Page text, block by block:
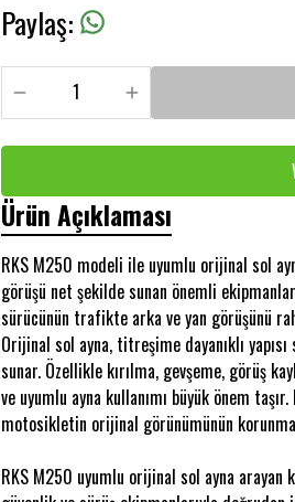
Paylaş:
Ürün Açıklaması
RKS M250 modeli ile uyumlu orijinal sol
görüşü net şekilde sunan önemli
sürücünün trafikte arka ve yan görüşünü
Orijinal sol ayna, titreşime dayanıklı
sunar. Özellikle kırılma, gevşeme, görüş
ve uyumlu ayna kullanımı büyük önem
motosikletin orijinal görünümünün
RKS M250 uyumlu orijinal sol ayna arayan